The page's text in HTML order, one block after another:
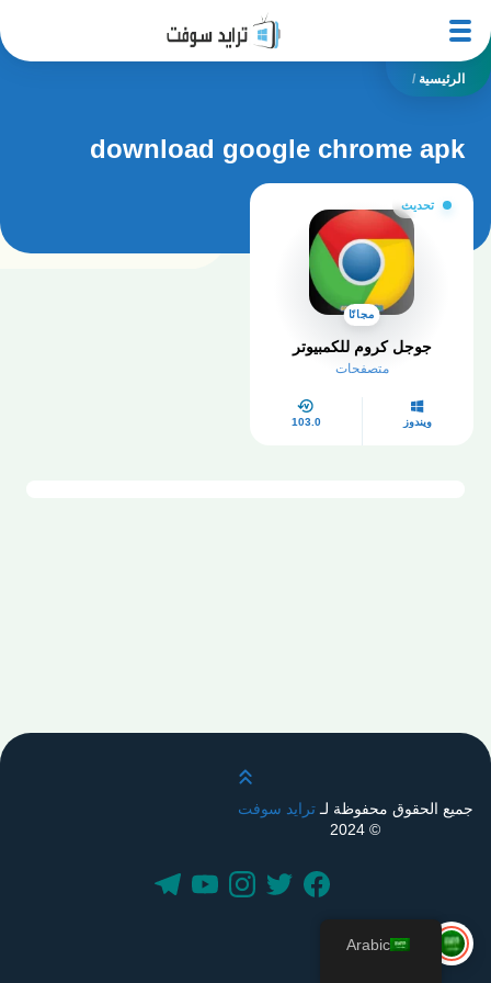
الرئيسية /
download google chrome apk
تحديث
مجانًا
جوجل كروم للكمبيوتر
متصفحات
ويندوز 103.0
قم بالتمرير لأعلى
جميع الحقوق محفوظة لـترايد سوفت
© 2024
Arabic